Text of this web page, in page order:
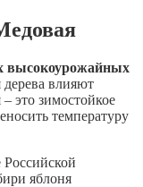
высокоурожайных
влияют
это зимостойкое
температуру
яблоня